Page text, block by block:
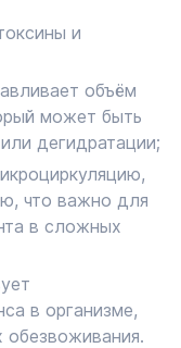
и
объём
может быть
дегидратации;
что важно для
в сложных
в организме,
обезвоживания.